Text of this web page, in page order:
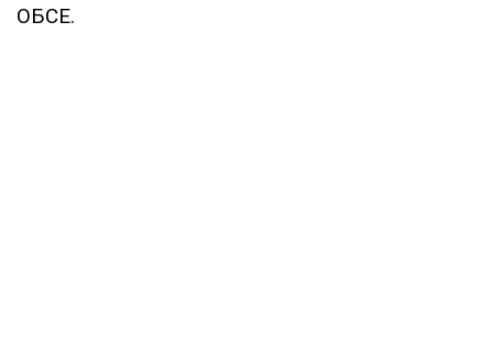
ОБСЕ.